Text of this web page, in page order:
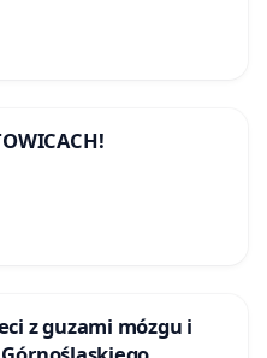
z guzami mózgu i